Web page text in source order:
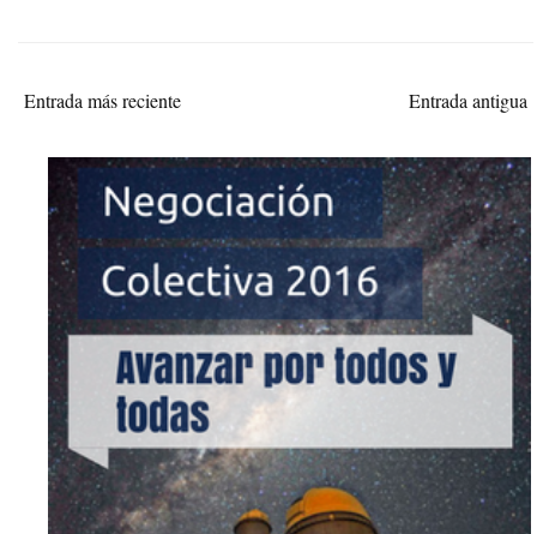
Entrada más reciente Entrada antigua